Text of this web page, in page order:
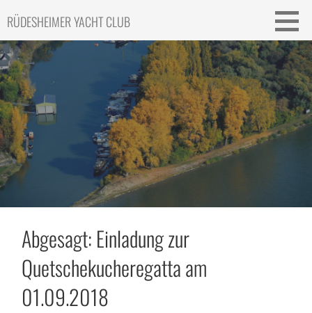
content
RÜDESHEIMER YACHT CLUB
Abgesagt: Einladung zur
Quetschekucheregatta am
01.09.2018